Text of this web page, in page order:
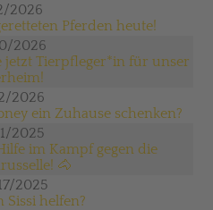
2026
Pferden heute!
2026
Tierpfleger*in für unser
2026
ein Zuhause schenken?
2025
im Kampf gegen die
🐴
2025
Sissi helfen?